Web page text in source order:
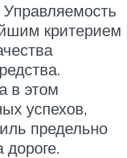
критерием
в этом
успехов,
предельно